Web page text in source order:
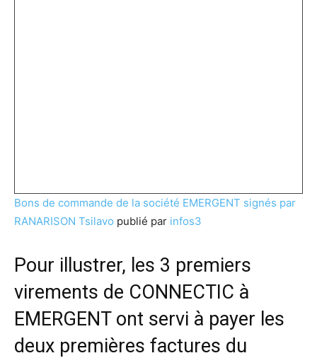
Bons de commande de la société EMERGENT signés par
RANARISON Tsilavo publié par infos3
Pour illustrer, les 3 premiers
virements de CONNECTIC à
EMERGENT ont servi à payer les
deux premières factures du